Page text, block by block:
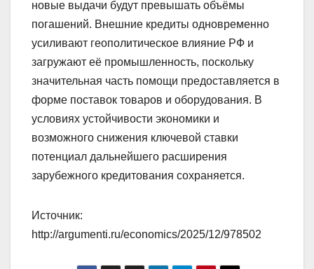
новые выдачи будут превышать объёмы
погашений. Внешние кредиты одновременно
усиливают геополитическое влияние РФ и
загружают её промышленность, поскольку
значительная часть помощи предоставляется в
форме поставок товаров и оборудования. В
условиях устойчивости экономики и
возможного снижения ключевой ставки
потенциал дальнейшего расширения
зарубежного кредитования сохраняется.
Источник:
http://argumenti.ru/economics/2025/12/978502